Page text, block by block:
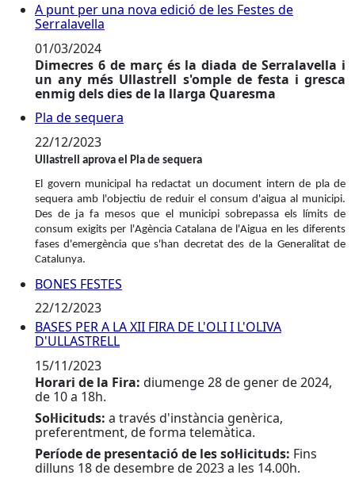
A punt per una nova edició de les Festes de
A punt per una nova edició de les Festes de
Serralavella
01/03/2024
Dimecres 6 de març és la diada de Serralavella i
un any més Ullastrell s'omple de festa i gresca
enmig dels dies de la llarga Quaresma
Pla de sequera
Pla de sequera
22/12/2023
Ullastrell aprova el Pla de sequera
El govern municipal ha redactat un document intern de pla de
sequera amb l'objectiu de reduir el consum d'aigua al municipi.
Des de ja fa mesos que el municipi sobrepassa els límits de
consum exigits per l'Agència Catalana de l'Aigua en les diferents
fases d'emergència que s'han decretat des de la Generalitat de
Catalunya.
BONES FESTES
BONES FESTES
22/12/2023
BASES PER A LA XII FIRA DE L'OLI I L'OLIVA
BASES PER A LA XII FIRA DE L'OLI I L'OLIVA
D'ULLASTRELL
15/11/2023
Horari de la Fira: diumenge 28 de gener de 2024,
de 10 a 18h.
Sol·licituds: a través d'instància genèrica,
preferentment, de forma telemàtica.
Període de presentació de les sol·licituds: Fins
dilluns 18 de desembre de 2023 a les 14.00h.